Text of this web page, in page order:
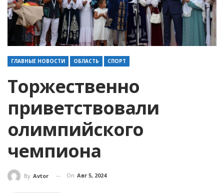
ГЛАВНЫЕ НОВОСТИ ОБЛАСТЬ СПОРТ
Торжественно
приветствовали
олимпийского
чемпиона
By Avtor On Авг 5, 2024